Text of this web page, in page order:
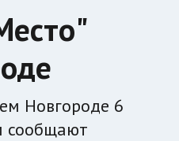
Новгороде 6
сообщают